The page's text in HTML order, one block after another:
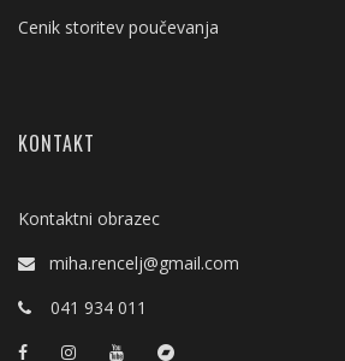
Cenik storitev poučevanja
KONTAKT
Kontaktni obrazec
miha.rencelj@gmail.com
041 934 011